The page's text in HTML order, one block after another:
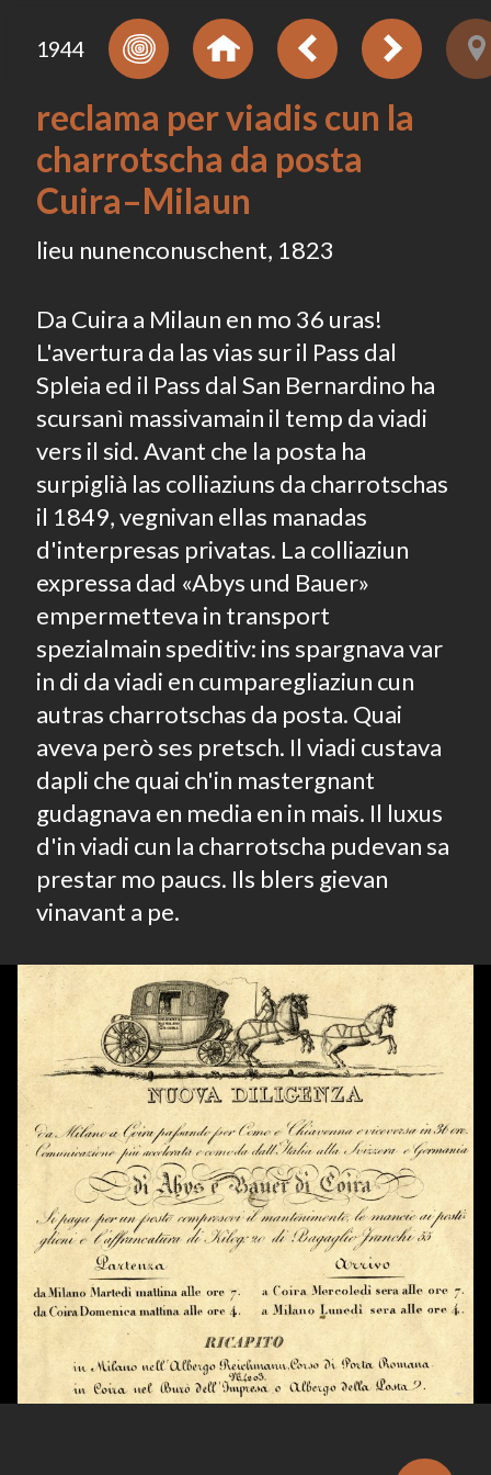
1944
reclama per viadis cun la
charrotscha da posta
Cuira–Milaun
lieu nunenconuschent, 1823
Da Cuira a Milaun en mo 36 uras!
L'avertura da las vias sur il Pass dal
Spleia ed il Pass dal San Bernardino ha
scursanì massivamain il temp da viadi
vers il sid. Avant che la posta ha
surpiglià las colliaziuns da charrotschas
il 1849, vegnivan ellas manadas
d'interpresas privatas. La colliaziun
expressa dad «Abys und Bauer»
empermetteva in transport
spezialmain speditiv: ins spargnava var
in di da viadi en cumparegliaziun cun
autras charrotschas da posta. Quai
aveva però ses pretsch. Il viadi custava
dapli che quai ch'in mastergnant
gudagnava en media en in mais. Il luxus
d'in viadi cun la charrotscha pudevan sa
prestar mo paucs. Ils blers gievan
vinavant a pe.